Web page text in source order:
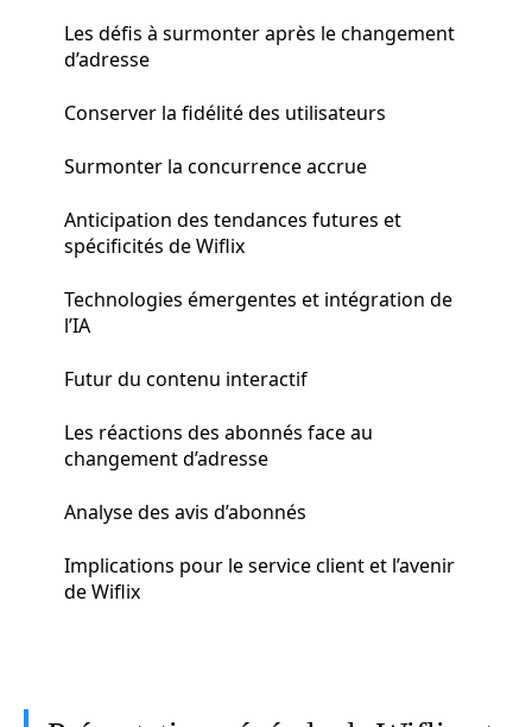
Les défis à surmonter après le changement
d’adresse
Conserver la fidélité des utilisateurs
Surmonter la concurrence accrue
Anticipation des tendances futures et
spécificités de Wiflix
Technologies émergentes et intégration de
l’IA
Futur du contenu interactif
Les réactions des abonnés face au
changement d’adresse
Analyse des avis d’abonnés
Implications pour le service client et l’avenir
de Wiflix